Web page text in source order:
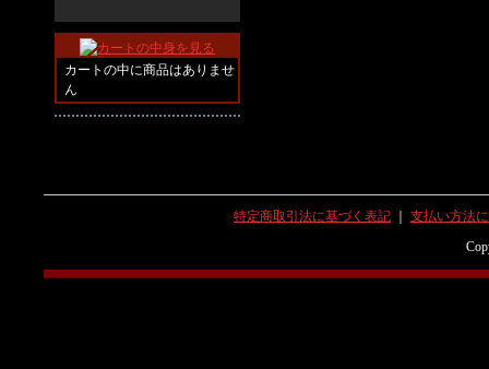
カートの中に商品はありませ
ん
特定商取引法に基づく表記
支払い方法